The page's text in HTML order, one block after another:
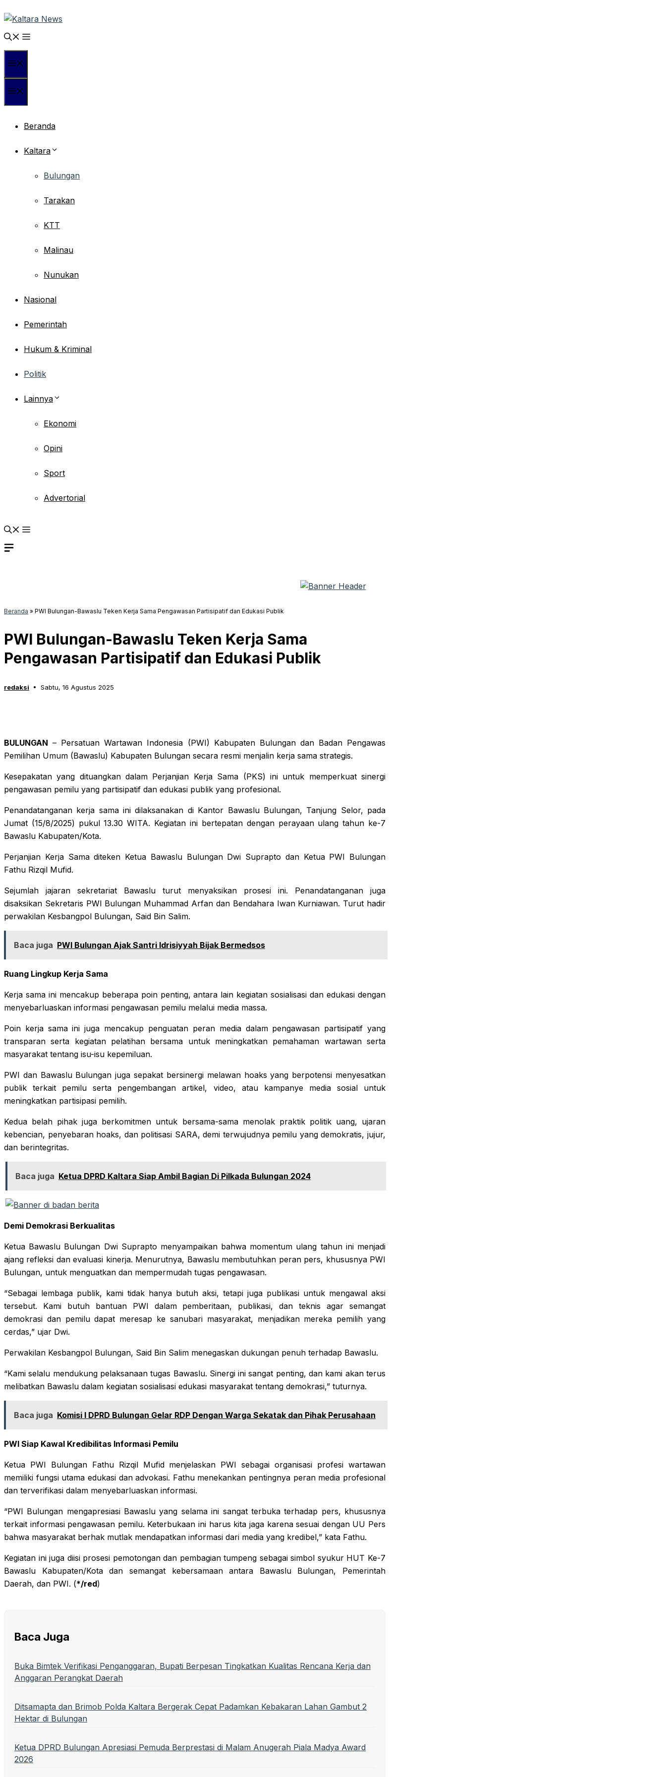
ke
isi
Beranda
Kaltara
Bulungan
Tarakan
KTT
Malinau
Nunukan
Nasional
Pemerintah
Hukum & Kriminal
Politik
Lainnya
Ekonomi
Opini
Sport
Advertorial
Beranda » PWI Bulungan-Bawaslu Teken Kerja Sama Pengawasan Partisipatif dan Edukasi Publik
PWI Bulungan-Bawaslu Teken Kerja Sama
Pengawasan Partisipatif dan Edukasi Publik
redaksi Sabtu, 16 Agustus 2025
BULUNGAN – Persatuan Wartawan Indonesia (PWI) Kabupaten Bulungan dan Badan Pengawas
Pemilihan Umum (Bawaslu) Kabupaten Bulungan secara resmi menjalin kerja sama strategis.
Kesepakatan yang dituangkan dalam Perjanjian Kerja Sama (PKS) ini untuk memperkuat sinergi
pengawasan pemilu yang partisipatif dan edukasi publik yang profesional.
Penandatanganan kerja sama ini dilaksanakan di Kantor Bawaslu Bulungan, Tanjung Selor, pada
Jumat (15/8/2025) pukul 13.30 WITA. Kegiatan ini bertepatan dengan perayaan ulang tahun ke-7
Bawaslu Kabupaten/Kota.
Perjanjian Kerja Sama diteken Ketua Bawaslu Bulungan Dwi Suprapto dan Ketua PWI Bulungan
Fathu Rizqil Mufid.
Sejumlah jajaran sekretariat Bawaslu turut menyaksikan prosesi ini. Penandatanganan juga
disaksikan Sekretaris PWI Bulungan Muhammad Arfan dan Bendahara Iwan Kurniawan. Turut hadir
perwakilan Kesbangpol Bulungan, Said Bin Salim.
Baca juga PWI Bulungan Ajak Santri Idrisiyyah Bijak Bermedsos
Ruang Lingkup Kerja Sama
Kerja sama ini mencakup beberapa poin penting, antara lain kegiatan sosialisasi dan edukasi dengan
menyebarluaskan informasi pengawasan pemilu melalui media massa.
Poin kerja sama ini juga mencakup penguatan peran media dalam pengawasan partisipatif yang
transparan serta kegiatan pelatihan bersama untuk meningkatkan pemahaman wartawan serta
masyarakat tentang isu-isu kepemiluan.
PWI dan Bawaslu Bulungan juga sepakat bersinergi melawan hoaks yang berpotensi menyesatkan
publik terkait pemilu serta pengembangan artikel, video, atau kampanye media sosial untuk
meningkatkan partisipasi pemilih.
Kedua belah pihak juga berkomitmen untuk bersama-sama menolak praktik politik uang, ujaran
kebencian, penyebaran hoaks, dan politisasi SARA, demi terwujudnya pemilu yang demokratis, jujur,
dan berintegritas.
Baca juga Ketua DPRD Kaltara Siap Ambil Bagian Di Pilkada Bulungan 2024
Demi Demokrasi Berkualitas
Ketua Bawaslu Bulungan Dwi Suprapto menyampaikan bahwa momentum ulang tahun ini menjadi
ajang refleksi dan evaluasi kinerja. Menurutnya, Bawaslu membutuhkan peran pers, khususnya PWI
Bulungan, untuk menguatkan dan mempermudah tugas pengawasan.
“Sebagai lembaga publik, kami tidak hanya butuh aksi, tetapi juga publikasi untuk mengawal aksi
tersebut. Kami butuh bantuan PWI dalam pemberitaan, publikasi, dan teknis agar semangat
demokrasi dan pemilu dapat meresap ke sanubari masyarakat, menjadikan mereka pemilih yang
cerdas,” ujar Dwi.
Perwakilan Kesbangpol Bulungan, Said Bin Salim menegaskan dukungan penuh terhadap Bawaslu.
“Kami selalu mendukung pelaksanaan tugas Bawaslu. Sinergi ini sangat penting, dan kami akan terus
melibatkan Bawaslu dalam kegiatan sosialisasi edukasi masyarakat tentang demokrasi,” tuturnya.
Baca juga Komisi I DPRD Bulungan Gelar RDP Dengan Warga Sekatak dan Pihak Perusahaan
PWI Siap Kawal Kredibilitas Informasi Pemilu
Ketua PWI Bulungan Fathu Rizqil Mufid menjelaskan PWI sebagai organisasi profesi wartawan
memiliki fungsi utama edukasi dan advokasi. Fathu menekankan pentingnya peran media profesional
dan terverifikasi dalam menyebarluaskan informasi.
“PWI Bulungan mengapresiasi Bawaslu yang selama ini sangat terbuka terhadap pers, khususnya
terkait informasi pengawasan pemilu. Keterbukaan ini harus kita jaga karena sesuai dengan UU Pers
bahwa masyarakat berhak mutlak mendapatkan informasi dari media yang kredibel,” kata Fathu.
Kegiatan ini juga diisi prosesi pemotongan dan pembagian tumpeng sebagai simbol syukur HUT Ke-7
Bawaslu Kabupaten/Kota dan semangat kebersamaan antara Bawaslu Bulungan, Pemerintah
Daerah, dan PWI. (*/red)
Baca Juga
Buka Bimtek Verifikasi Penganggaran, Bupati Berpesan Tingkatkan Kualitas Rencana Kerja dan
Anggaran Perangkat Daerah
Ditsamapta dan Brimob Polda Kaltara Bergerak Cepat Padamkan Kebakaran Lahan Gambut 2
Hektar di Bulungan
Ketua DPRD Bulungan Apresiasi Pemuda Berprestasi di Malam Anugerah Piala Madya Award
2026